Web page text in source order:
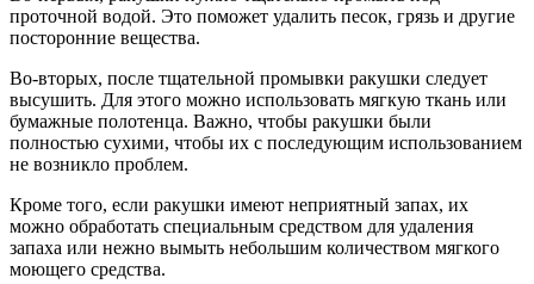
проточной водой. Это поможет удалить песок, грязь и другие
посторонние вещества.
Во-вторых, после тщательной промывки ракушки следует
высушить. Для этого можно использовать мягкую ткань или
бумажные полотенца. Важно, чтобы ракушки были
полностью сухими, чтобы их с последующим использованием
не возникло проблем.
Кроме того, если ракушки имеют неприятный запах, их
можно обработать специальным средством для удаления
запаха или нежно вымыть небольшим количеством мягкого
моющего средства.